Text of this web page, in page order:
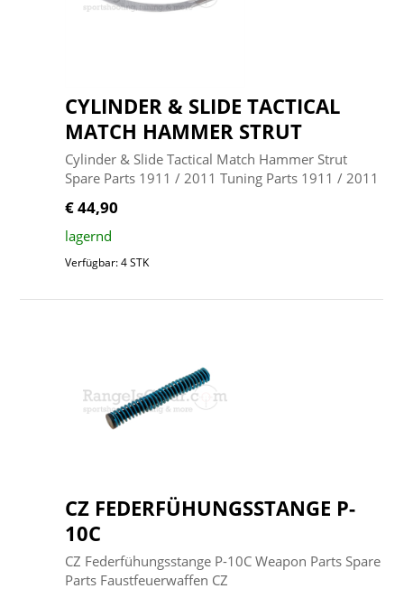
CYLINDER & SLIDE TACTICAL
MATCH HAMMER STRUT
Cylinder & Slide Tactical Match Hammer Strut
Spare Parts 1911 / 2011 Tuning Parts 1911 / 2011
€ 44,90
lagernd
Verfügbar: 4 STK
CZ FEDERFÜHUNGSSTANGE P-
10C
CZ Federfühungsstange P-10C Weapon Parts Spare
Parts Faustfeuerwaffen CZ